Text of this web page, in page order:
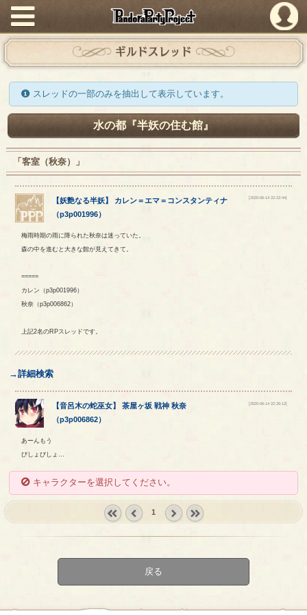
PandoraPartyProject
ギルドスレッド
スレッドの一部のみを抽出して表示しています。
水の都『半妖の住む館』
「客室（秋奈）」
【妖艶なる半妖】 カレン＝ エマ＝ コンスタンティナ
（p3p001996）
[2020-06-14 22:22:44]
梅雨時期の雨に降られた秋奈は迷っていた。
森の中を進むと大きな館が見えてきて。
=====
カレン（p3p001996）
秋奈（p3p006862）
上記2名のRPスレッドです。
→詳細検索
【音呂木の蛇巫女】茶屋ヶ坂 戦神 秋奈
（p3p006862）
[2020-06-14 22:26:12]
あーんもう
びしょびしょ…
キャラクターを選択してください。
1
戻る